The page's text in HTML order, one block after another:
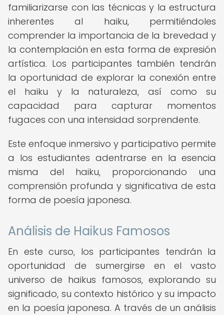
familiarizarse con las técnicas y la estructura
inherentes al haiku, permitiéndoles
comprender la importancia de la brevedad y
la contemplación en esta forma de expresión
artística. Los participantes también tendrán
la oportunidad de explorar la conexión entre
el haiku y la naturaleza, así como su
capacidad para capturar momentos
fugaces con una intensidad sorprendente.
Este enfoque inmersivo y participativo permite
a los estudiantes adentrarse en la esencia
misma del haiku, proporcionando una
comprensión profunda y significativa de esta
forma de poesía japonesa.
Análisis de Haikus Famosos
En este curso, los participantes tendrán la
oportunidad de sumergirse en el vasto
universo de haikus famosos, explorando su
significado, su contexto histórico y su impacto
en la poesía japonesa. A través de un análisis